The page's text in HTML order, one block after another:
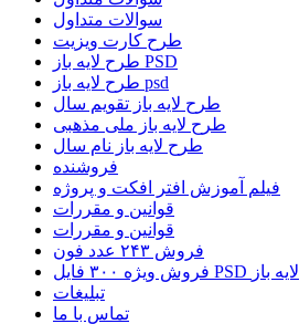
سوالات متداول
طرح کارت ویزیت
طرح لایه باز PSD
طرح لایه باز psd
طرح لایه باز تقویم سال
طرح لایه باز ملی مذهبی
طرح لایه باز نام سال
فروشنده
فیلم آموزش افتر افکت و پروژه
قوانین و مقررات
قوانین و مقررات
فروش ۲۴۳ عدد فون
فروش ویژه ۳۰۰ فایل PSD لایه باز
تبلیغات
تماس با ما